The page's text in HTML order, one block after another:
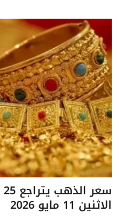
الاثنين 11 مايو 2026